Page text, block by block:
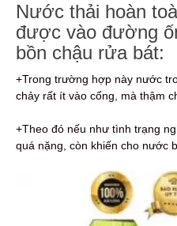
Nước thải hoàn
được vào đường
bồn chậu rửa bát:
+Trong trường hợp này nước
chảy rất ít vào cống, mà thậm
+Theo đó nếu như tình trạng
quá nặng, còn khiến cho nước